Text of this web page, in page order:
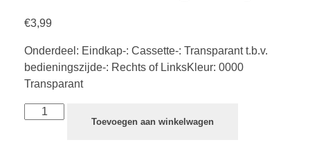
€3,99
Onderdeel: Eindkap-: Cassette-: Transparant t.b.v.
bedieningszijde-: Rechts of LinksKleur: 0000
Transparant
Toevoegen aan winkelwagen